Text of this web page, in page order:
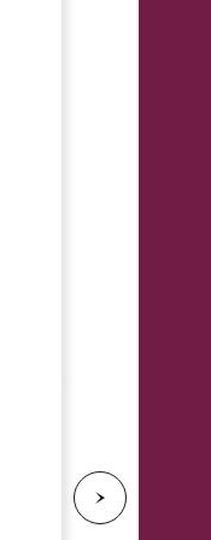
N
e
s
t
e
s
i
d
e